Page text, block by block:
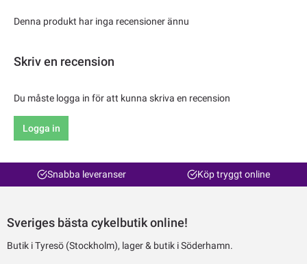
Denna produkt har inga recensioner ännu
Skriv en recension
Du måste logga in för att kunna skriva en recension
Logga in
Snabba leveranser Köp tryggt online
Sveriges bästa cykelbutik online!
Butik i Tyresö (Stockholm), lager & butik i Söderhamn.